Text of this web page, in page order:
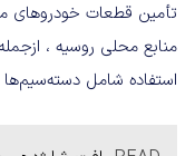
تأمین قطعات خودروهای
استفاده شامل